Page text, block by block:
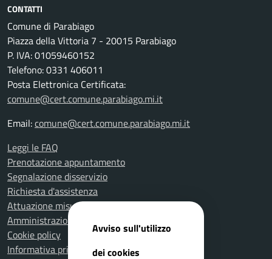
CONTATTI
Comune di Parabiago
Piazza della Vittoria 7 - 20015 Parabiago
P. IVA: 01059460152
Telefono: 0331 406011
Posta Elettronica Certificata:
comune@cert.comune.parabiago.mi.it
Email:comune@cert.comune.parabiago.mi.it
Leggi le FAQ
Prenotazione appuntamento
Segnalazione disservizio
Richiesta d'assistenza
Attuazione misure PNRR
Amministrazione trasparente
Cookie policy
Informativa privacy
Avviso sull'utilizzo
dei cookies